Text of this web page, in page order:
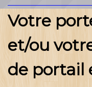
Votre
et/ou
de portail